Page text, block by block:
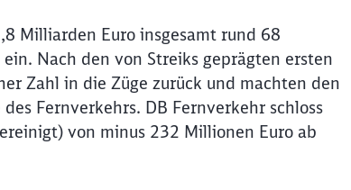
Milliarden Euro insgesamt rund 68
Nach den von Streiks geprägten ersten
Zahl in die Züge zurück und machten den
Fernverkehrs. DB Fernverkehr schloss
von minus 232 Millionen Euro ab